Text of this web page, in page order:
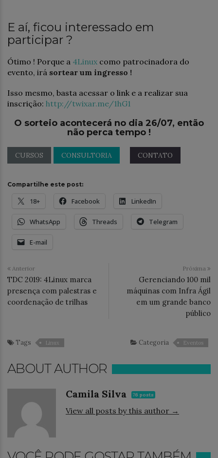
E aí, ficou interessado em
participar ?
Ótimo ! Porque a 4Linux como patrocinadora do
evento, irá sortear um ingresso !
Isso mesmo, basta acessar o link e a realizar sua
inscrição: http://twixar.me/1hG1
O sorteio acontecerá no dia 26/07, então
não perca tempo !
CURSOS CONSULTORIA CONTATO
Compartilhe este post:
18+ Facebook LinkedIn
WhatsApp Threads Telegram
E-mail
Anterior
TDC 2019: 4Linux marca
presença com palestras e
coordenação de trilhas
Próxima
Gerenciando 100 mil
máquinas com Infra Ágil
em um grande banco
público
Tags Linux Categoria Eventos
ABOUT AUTHOR
Camila Silva 76 posts
View all posts by this author →